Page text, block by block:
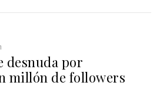
desnuda por
millón de followers